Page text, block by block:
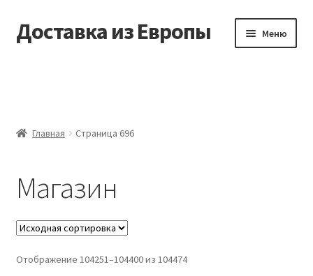
Перейти
к
Перейти
к
Доставка из Европы Меню
Заказать
Контакты
Главная Страница 696
Магазин
Отображение 104251–104400 из 104474